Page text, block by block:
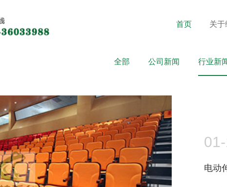
首页 关于
全部 公司新闻 行业新
电动